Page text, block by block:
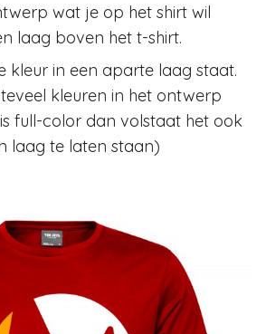
wat je op het shirt wil
laag boven het t-shirt.
kleur in een aparte laag staat.
kleuren in het ontwerp
full-color dan volstaat het ook
laag te laten staan)